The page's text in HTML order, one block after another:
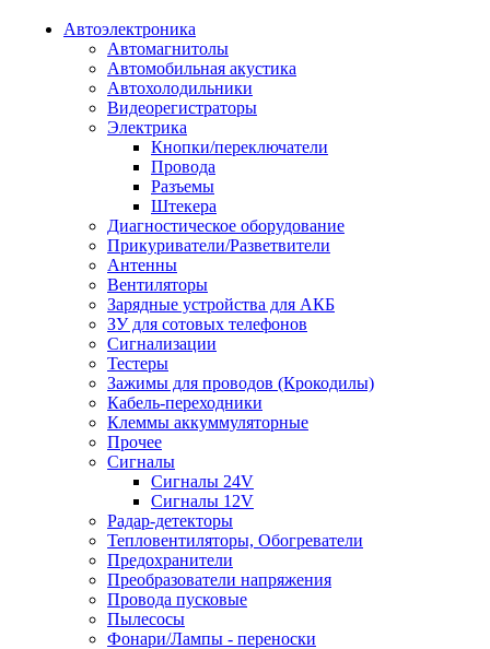
Автоэлектроника
Автомагнитолы
Автомобильная акустика
Автохолодильники
Видеорегистраторы
Электрика
Кнопки/переключатели
Провода
Разъемы
Штекера
Диагностическое оборудование
Прикуриватели/Разветвители
Антенны
Вентиляторы
Зарядные устройства для АКБ
ЗУ для сотовых телефонов
Сигнализации
Тестеры
Зажимы для проводов (Крокодилы)
Кабель-переходники
Клеммы аккуммуляторные
Прочее
Сигналы
Сигналы 24V
Сигналы 12V
Радар-детекторы
Тепловентиляторы, Обогреватели
Предохранители
Преобразователи напряжения
Провода пусковые
Пылесосы
Фонари/Лампы - переноски